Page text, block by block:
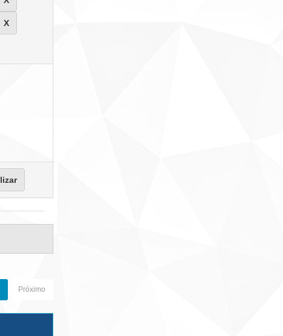
Próximo